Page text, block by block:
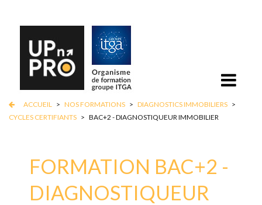
ACCUEIL > NOS FORMATIONS > DIAGNOSTICS IMMOBILIERS >
CYCLES CERTIFIANTS > BAC+2 - DIAGNOSTIQUEUR IMMOBILIER
FORMATION BAC+2 -
DIAGNOSTIQUEUR